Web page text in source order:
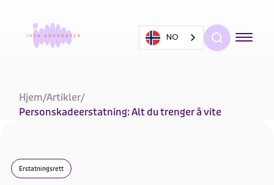
NO
Hjem/Artikler/
Personskadeerstatning: Alt du trenger å vite
Erstatningsrett